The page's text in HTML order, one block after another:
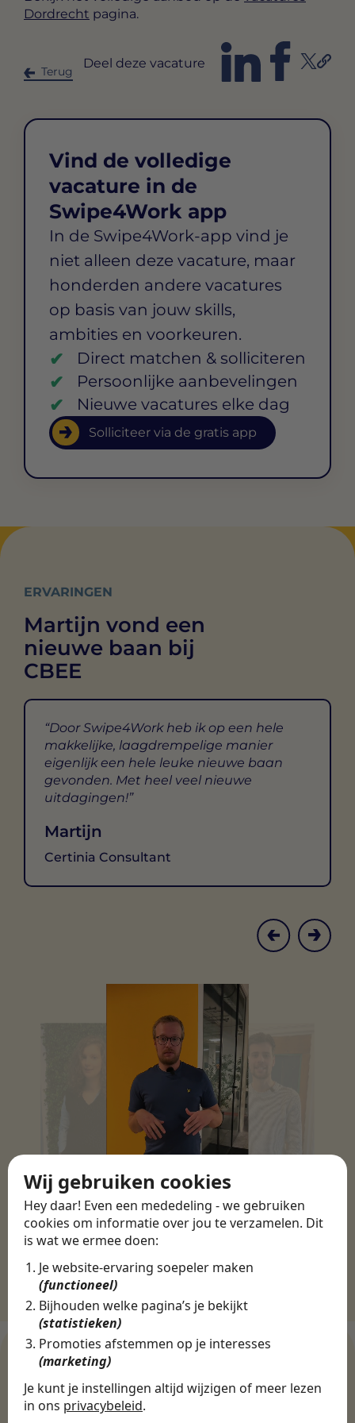
Wij gebruiken cookies
Hey daar! Even een mededeling - we gebruiken
cookies om informatie over jou te verzamelen. Dit
is wat we ermee doen:
Je website-ervaring soepeler maken
(functioneel)
Bijhouden welke pagina’s je bekijkt
(statistieken)
Promoties afstemmen op je interesses
(marketing)
Je kunt je instellingen altijd wijzigen of meer lezen
in ons privacybeleid.
Dordrecht pagina.
Terug
Deel deze vacature
Vind de volledige
vacature in de
Swipe4Work app
In de Swipe4Work-app vind je
niet alleen deze vacature, maar
honderden andere vacatures
op basis van jouw skills,
ambities en voorkeuren.
Direct matchen & solliciteren
Persoonlijke aanbevelingen
Nieuwe vacatures elke dag
Solliciteer via de gratis app
ERVARINGEN
Martijn vond een
nieuwe baan bij
CBEE
Door Swipe4Work heb ik op een hele
makkelijke, laagdrempelige manier
eigenlijk een hele leuke nieuwe baan
gevonden. Met heel veel nieuwe
uitdagingen!
Martijn
Certinia Consultant
WERKGEVERS
Ontdek meer dan 500+